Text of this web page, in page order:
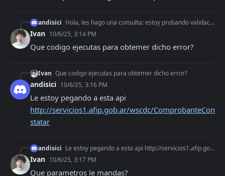
andisici Hola, les hago una consulta: estoy probando validación con arca con CAEA y para las que probé me responde "El importe total no se corresponde con lo registrado
Ivan 10/6/25, 3:14 PM
Que codigo ejecutas para obtemer dicho error?
Ivan Que codigo ejecutas para obtemer dicho error?
andisici 10/6/25, 3:16 PM
http://servicios1.afip.gob.ar/wscdc/ComprobanteCon
statar
andisici Le estoy pegando a esta api http://servicios1.afip.gob.ar/wscdc/ComprobanteConstatar
Ivan 10/6/25, 3:17 PM
Que parametros le mandas?